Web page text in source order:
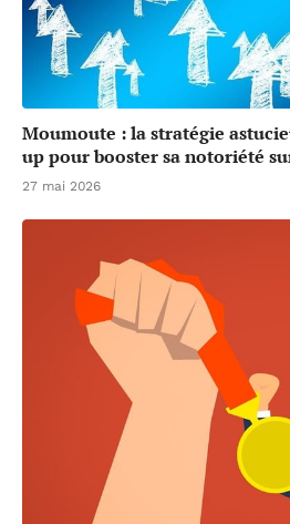
Moumoute : la stratégie
up pour booster sa notoriété
27 mai 2026